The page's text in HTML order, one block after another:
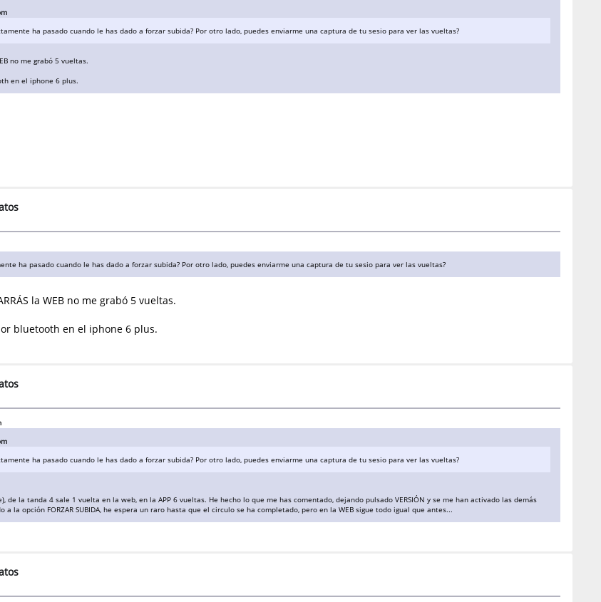
ha pasado cuando le has dado a forzar subida? Por otro lado, puedes enviarme una captura de tu sesio para ver las vueltas?
no me grabó 5 vueltas.
en el iphone 6 plus.
ha pasado cuando le has dado a forzar subida? Por otro lado, puedes enviarme una captura de tu sesio para ver las vueltas?
la WEB no me grabó 5 vueltas.
bluetooth en el iphone 6 plus.
ha pasado cuando le has dado a forzar subida? Por otro lado, puedes enviarme una captura de tu sesio para ver las vueltas?
de la tanda 4 sale 1 vuelta en la web, en la APP 6 vueltas. He hecho lo que me has comentado, dejando pulsado VERSIÓN y se me han activado las demás
la opción FORZAR SUBIDA, he espera un raro hasta que el circulo se ha completado, pero en la WEB sigue todo igual que antes...